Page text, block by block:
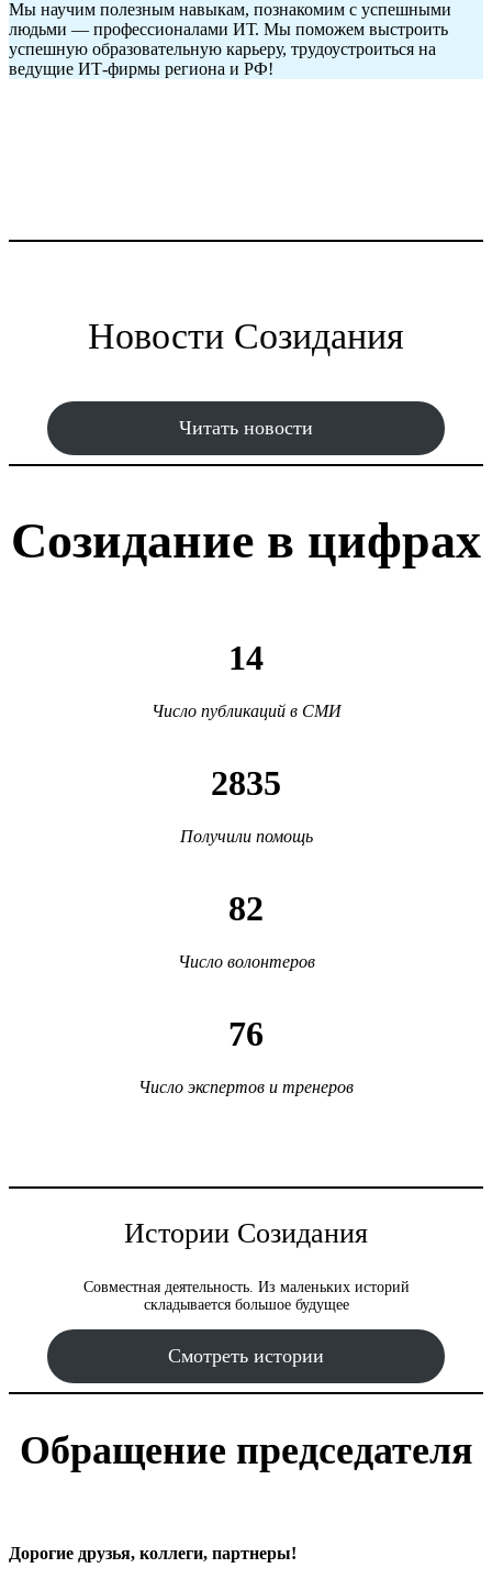
Мы научим полезным навыкам, познакомим с успешными
людьми — профессионалами ИТ. Мы поможем выстроить
успешную образовательную карьеру, трудоустроиться на
ведущие ИТ-фирмы региона и РФ!
Новости Созидания
Читать новости
Созидание в цифрах
14
Число публикаций в СМИ
2835
Получили помощь
82
Число волонтеров
76
Число экспертов и тренеров
Истории Созидания
Совместная деятельность. Из маленьких историй
складывается большое будущее
Смотреть истории
Обращение председателя
Дорогие друзья, коллеги, партнеры!